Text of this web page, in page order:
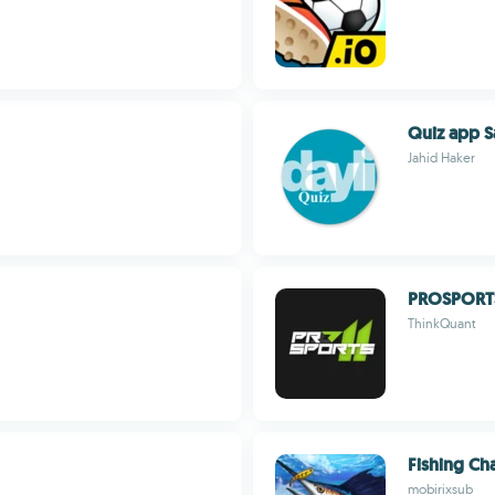
Quiz app
Jahid Haker
ThinkQuant
Fishing
mobirixsub